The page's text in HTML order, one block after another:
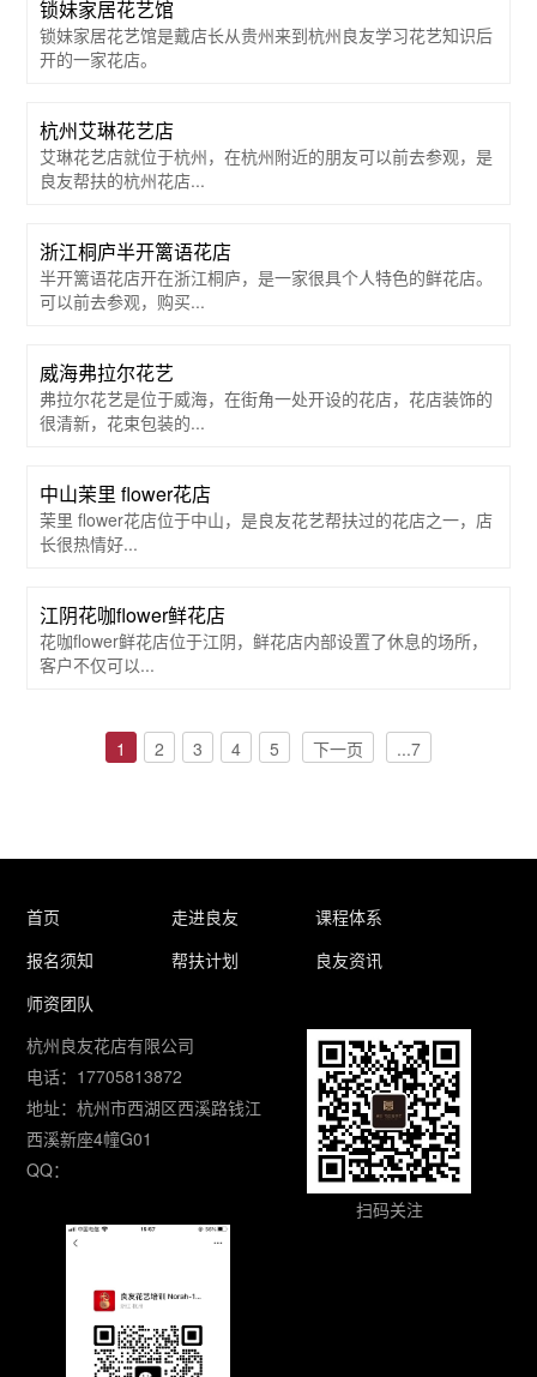
锁妹家居花艺馆
锁妹家居花艺馆是戴店长从贵州来到杭州良友学习花艺知识后
开的一家花店。
杭州艾琳花艺店
艾琳花艺店就位于杭州，在杭州附近的朋友可以前去参观，是
良友帮扶的杭州花店...
浙江桐庐半开篱语花店
半开篱语花店开在浙江桐庐，是一家很具个人特色的鲜花店。
可以前去参观，购买...
威海弗拉尔花艺
弗拉尔花艺是位于威海，在街角一处开设的花店，花店装饰的
很清新，花束包装的...
中山茉里 flower花店
茉里 flower花店位于中山，是良友花艺帮扶过的花店之一，店
长很热情好...
江阴花咖flower鲜花店
花咖flower鲜花店位于江阴，鲜花店内部设置了休息的场所，
客户不仅可以...
1 2 3 4 5 下一页 ...7
首页 走进良友
课程体系
报名须知
帮扶计划
良友资讯
师资团队
杭州良友花店有限公司
电话：17705813872
地址：杭州市西湖区西溪路钱江
西溪新座4幢G01
QQ：
扫码关注